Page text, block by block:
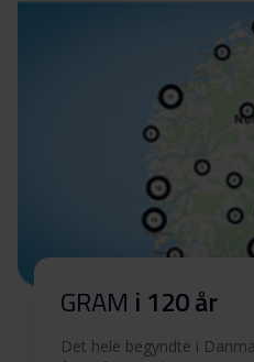
GRAM i 120 år
Det hele begyndte i